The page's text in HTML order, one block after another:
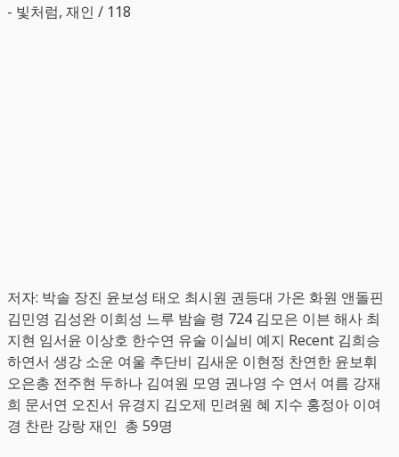
- 빛처럼, 재인 / 118
저자: 박솔 장진 윤보성 태오 최시원 권등대 가온 화원 앤돌핀
김민영 김성완 이희성 느루 밤솔 령 724 김모은 이븐 해사 최
지현 임서윤 이상호 한수연 유술 이실비 예지 Recent 김희승
하연서 생강 소운 여울 추단비 김새운 이현정 찬연한 윤보휘
오은총 전주현 두하나 김여원 모영 권나영 수 연서 여름 강재
희 문서연 오진서 유경지 김오제 민려원 혜 지수 홍정아 이여
경 찬란 강랑 재인 총 59명